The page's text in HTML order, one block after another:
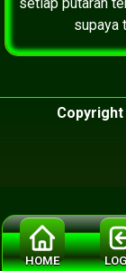
supaya
HOME